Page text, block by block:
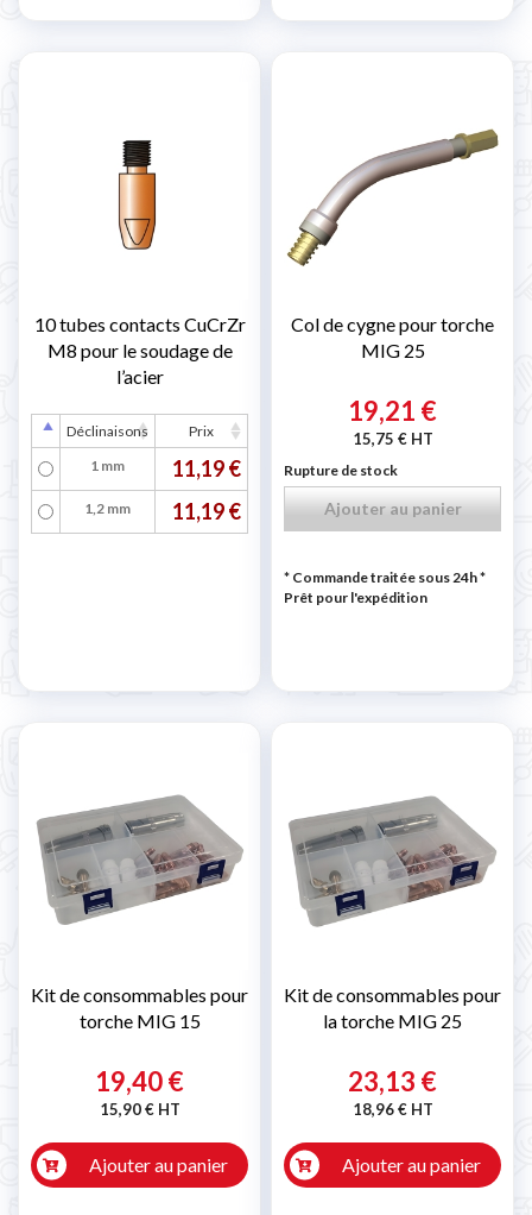
10 tubes contacts CuCrZr
M8 pour le soudage de
l’acier
Déclinaisons
Prix
1 mm
11,19 €
1,2 mm 11,19 €
Col de cygne pour torche
MIG 25
19,21 €
15,75 € HT
Rupture de stock
Ajouter au panier
* Commande traitée sous 24h*
Prêt pour l'expédition
Kit de consommables pour
torche MIG 15
19,40 €
15,90 € HT
Ajouter au panier
Kit de consommables pour
la torche MIG 25
23,13 €
18,96 € HT
Ajouter au panier